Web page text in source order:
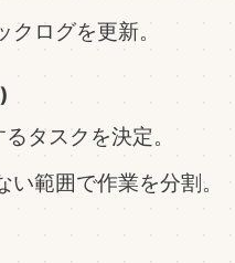
ログを更新。
タスクを決定。
範囲で作業を分割。